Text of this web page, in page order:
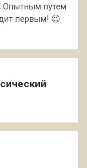
Опытным путем
первым! 😉